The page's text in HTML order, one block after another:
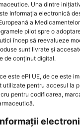
Una dintre
Informația electronică
a
pilot spre o
încep să reevalueze
sunt livrate și
de conținut digital.
este ePI UE, de ce este
utilizate pentru accesul la
pentru codificarea,